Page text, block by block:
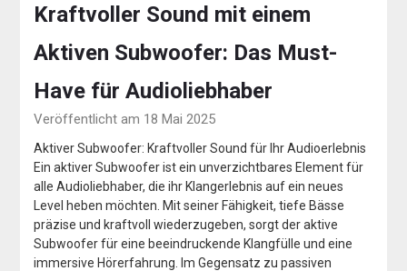
Kraftvoller Sound mit einem
Aktiven Subwoofer: Das Must-
Have für Audioliebhaber
Veröffentlicht am 18 Mai 2025
Aktiver Subwoofer: Kraftvoller Sound für Ihr Audioerlebnis
Ein aktiver Subwoofer ist ein unverzichtbares Element für
alle Audioliebhaber, die ihr Klangerlebnis auf ein neues
Level heben möchten. Mit seiner Fähigkeit, tiefe Bässe
präzise und kraftvoll wiederzugeben, sorgt der aktive
Subwoofer für eine beeindruckende Klangfülle und eine
immersive Hörerfahrung. Im Gegensatz zu passiven